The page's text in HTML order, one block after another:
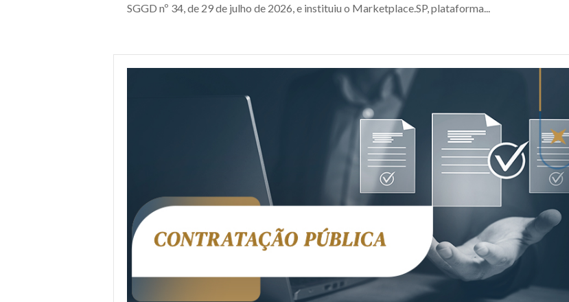
SGGD nº 34, de 29 de julho de 2026, e instituiu o Marketplace.SP, plataforma...